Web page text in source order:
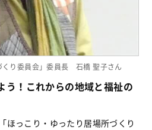
くり委員会」委員長 石橋 聖子さん
う！これからの地域と福祉の
ほっこり・ゆったり居場所づくり